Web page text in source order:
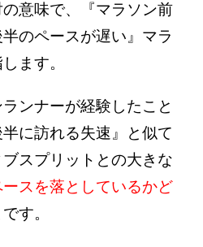
意味で、『マラソン前
のペースが遅い』マラ
ます。
ンナーが経験したこと
に訪れる失速』と似て
スプリットとの大きな
ースを落としているかど
す。